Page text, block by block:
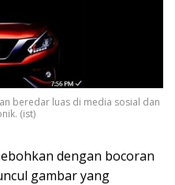
beredar luas di media sosial dan
(ist)
dengan bocoran
gambar yang